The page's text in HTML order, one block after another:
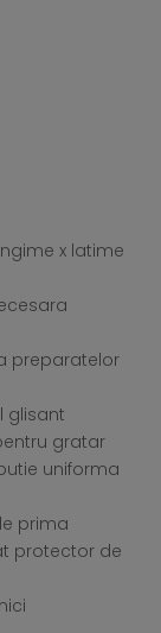
x latime
preparatelor
glisant
gratar
uniforma
prima
protector de